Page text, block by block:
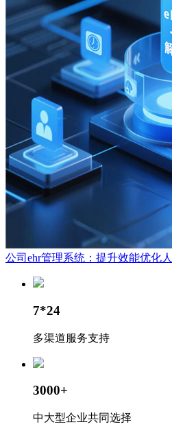
公司ehr管理系统：提升效能优化
7*24
多渠道服务支持
3000+
中大型企业共同选择